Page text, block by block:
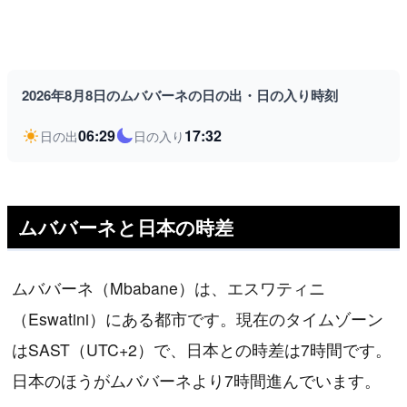
2026年8月8日のムババーネの日の出・日の入り時刻
日の出06:29 日の入り 17:32
ムババーネと日本の時差
ムババーネ（Mbabane）は、エスワティニ
（Eswatini）にある都市です。現在のタイムゾーン
はSAST（UTC+2）で、日本との時差は7時間です。
日本のほうがムババーネより7時間進んでいます。